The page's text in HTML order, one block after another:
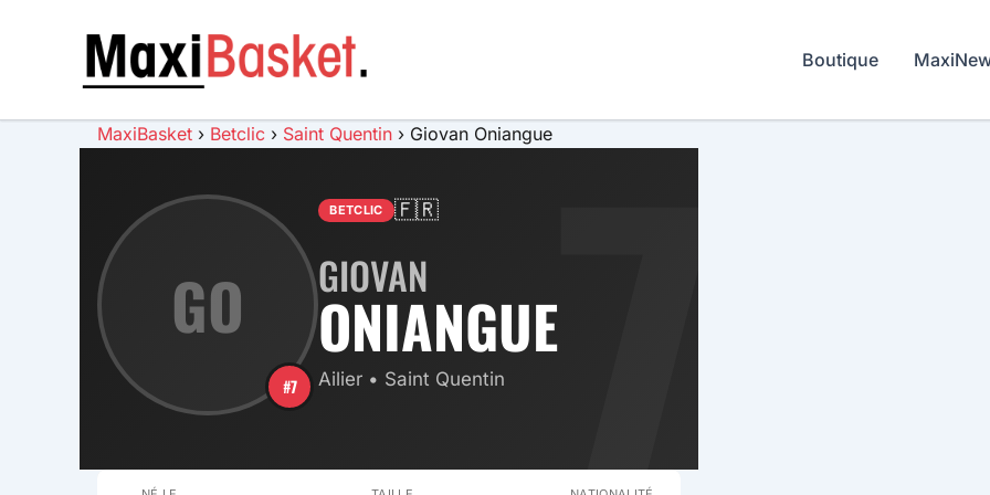
Boutique
MaxiBasket › Betclic › Saint Quentin › Giovan Oniangue7
GO
#7
BETCLIC 🇫🇷
GIOVAN
ONIANGUE
Ailier • Saint Quentin